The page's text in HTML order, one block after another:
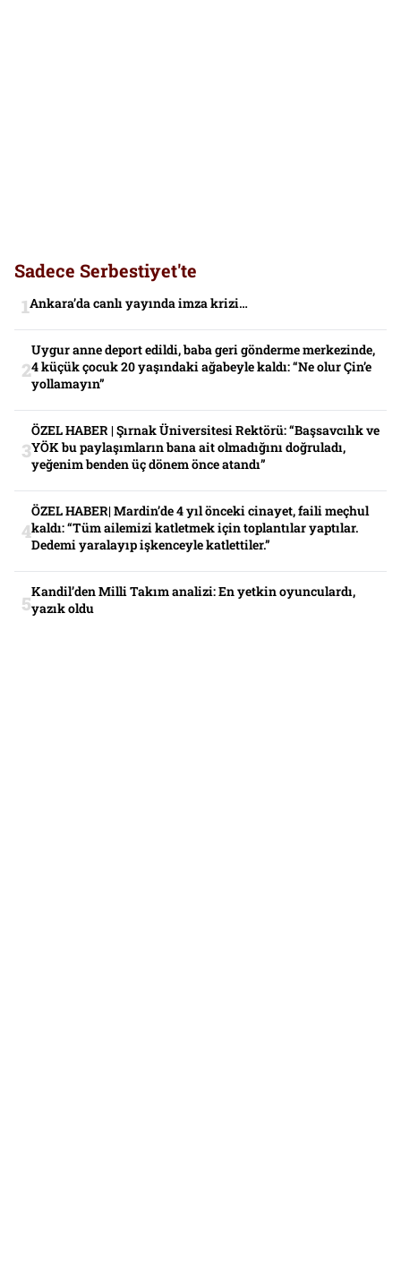
Sadece Serbestiyet'te
Ankara’da canlı yayında imza krizi…
Uygur anne deport edildi, baba geri gönderme merkezinde,
4 küçük çocuk 20 yaşındaki ağabeyle kaldı: “Ne olur Çin’e
yollamayın”
ÖZEL HABER | Şırnak Üniversitesi Rektörü: “Başsavcılık ve
YÖK bu paylaşımların bana ait olmadığını doğruladı,
yeğenim benden üç dönem önce atandı”
ÖZEL HABER| Mardin’de 4 yıl önceki cinayet, faili meçhul
kaldı: “Tüm ailemizi katletmek için toplantılar yaptılar.
Dedemi yaralayıp işkenceyle katlettiler.”
Kandil’den Milli Takım analizi: En yetkin oyunculardı,
yazık oldu